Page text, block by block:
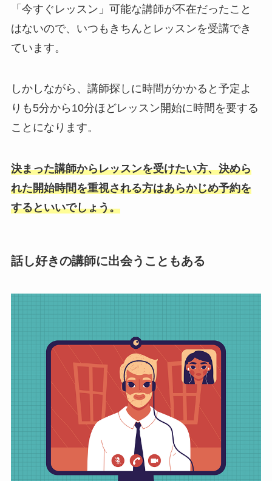
「今すぐレッスン」可能な講師が不在だったこと
はないので、いつもきちんとレッスンを受講でき
ています。
しかしながら、講師探しに時間がかかると予定よ
りも5分から10分ほどレッスン開始に時間を要する
ことになります。
決まった講師からレッスンを受けたい方、決めら
れた開始時間を重視される方はあらかじめ予約を
するといいでしょう。
話し好きの講師に出会うこともある